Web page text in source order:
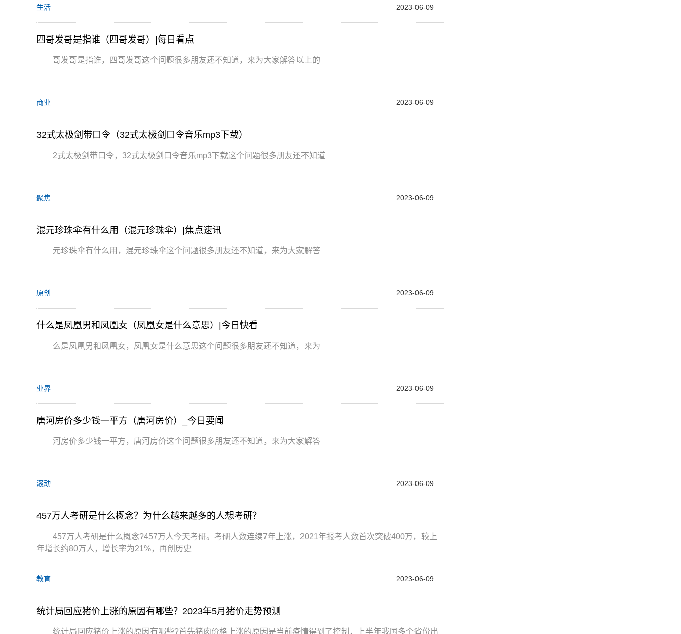
生活 2023-06-09
四哥发哥是指谁（四哥发哥）|每日看点
哥发哥是指谁，四哥发哥这个问题很多朋友还不知道，来为大家解答以上的
商业 2023-06-09
32式太极剑带口令（32式太极剑口令音乐mp3下载）
2式太极剑带口令，32式太极剑口令音乐mp3下载这个问题很多朋友还不知道
聚焦 2023-06-09
混元珍珠伞有什么用（混元珍珠伞）|焦点速讯
元珍珠伞有什么用，混元珍珠伞这个问题很多朋友还不知道，来为大家解答
原创 2023-06-09
什么是凤凰男和凤凰女（凤凰女是什么意思）|今日快看
么是凤凰男和凤凰女，凤凰女是什么意思这个问题很多朋友还不知道，来为
业界 2023-06-09
唐河房价多少钱一平方（唐河房价）_今日要闻
河房价多少钱一平方，唐河房价这个问题很多朋友还不知道，来为大家解答
滚动 2023-06-09
457万人考研是什么概念？为什么越来越多的人想考研？
457万人考研是什么概念?457万人今天考研。考研人数连续7年上涨，2021年报考人数首次突破400万，较上
年增长约80万人，增长率为21%，再创历史
教育 2023-06-09
统计局回应猪价上涨的原因有哪些？2023年5月猪价走势预测
统计局回应猪价上涨的原因有哪些?首先猪肉价格上涨的原因是当前疫情得到了控制，上半年我国多个省份出